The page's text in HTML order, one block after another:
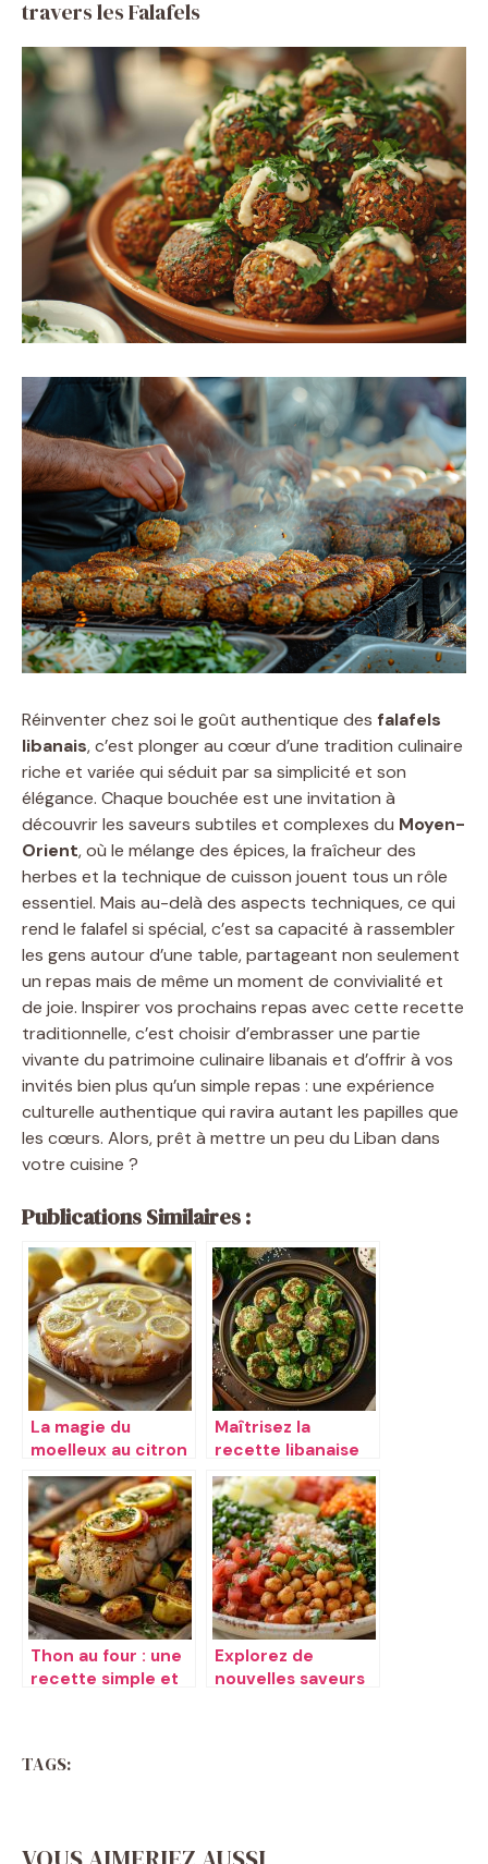
travers les Falafels
Réinventer chez soi le goût authentique des falafels
libanais, c’est plonger au cœur d’une tradition culinaire
riche et variée qui séduit par sa simplicité et son
élégance. Chaque bouchée est une invitation à
découvrir les saveurs subtiles et complexes du Moyen-
Orient, où le mélange des épices, la fraîcheur des
herbes et la technique de cuisson jouent tous un rôle
essentiel. Mais au-delà des aspects techniques, ce qui
rend le falafel si spécial, c’est sa capacité à rassembler
les gens autour d’une table, partageant non seulement
un repas mais de même un moment de convivialité et
de joie. Inspirer vos prochains repas avec cette recette
traditionnelle, c’est choisir d’embrasser une partie
vivante du patrimoine culinaire libanais et d’offrir à vos
invités bien plus qu’un simple repas : une expérience
culturelle authentique qui ravira autant les papilles que
les cœurs. Alors, prêt à mettre un peu du Liban dans
votre cuisine ?
Publications Similaires :
La magie du
moelleux au citron
Maîtrisez la
recette libanaise
des falafels
Thon au four : une
recette simple et
Explorez de
nouvelles saveurs
TAGS: